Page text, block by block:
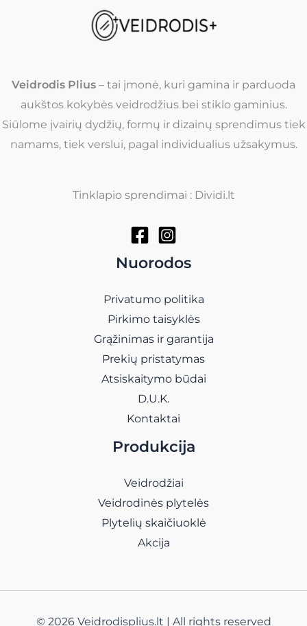
Veidrodis Plius – tai įmonė, kuri gamina ir parduoda
aukštos kokybės veidrodžius bei stiklo gaminius.
Siūlome įvairių dydžių, formų ir dizainų sprendimus tiek
namams, tiek verslui, pagal individualius užsakymus.
Tinklapio sprendimai : Dividi.lt
Nuorodos
Privatumo politika
Pirkimo taisyklės
Grąžinimas ir garantija
Prekių pristatymas
Atsiskaitymo būdai
D.U.K.
Kontaktai
Produkcija
Veidrodžiai
Veidrodinės plytelės
Plytelių skaičiuoklė
Akcija
© 2026 Veidrodisplius.lt | All rights reserved